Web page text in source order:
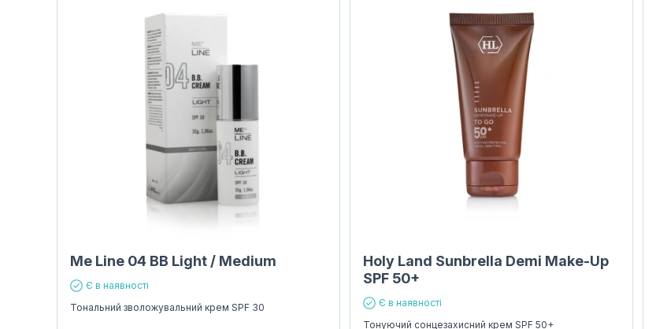
Me Line 04 BB Light / Medium
Є в наявності
Тональний зволожувальний крем SPF 30
Holy Land Sunbrella Demi Make-Up
SPF 50+
Є в наявності
Тонуючий сонцезахисний крем SPF 50+